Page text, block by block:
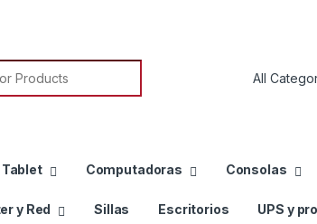
Tablet Computadoras Consolas
y Red Sillas Escritorios UPS y